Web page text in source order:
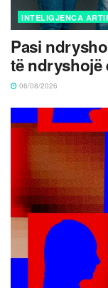
INTELIGJENCA
Pasi
të ndryshojë
06/08/2026